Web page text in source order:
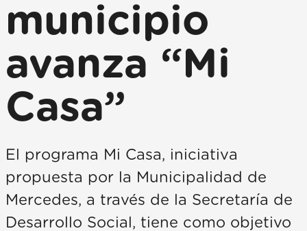
municipio
avanza “Mi
Casa”
El programa Mi Casa, iniciativa
propuesta por la Municipalidad de
Mercedes, a través de la Secretaría de
Desarrollo Social, tiene como objetivo